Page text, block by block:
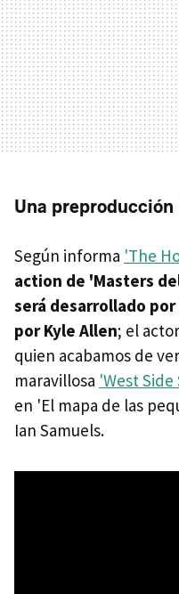
Una
Según informa 'The
action de 'Masters
será desarrollado
por Kyle Allen; el
quien acabamos de
maravillosa 'West
en 'El mapa de las
Ian Samuels.